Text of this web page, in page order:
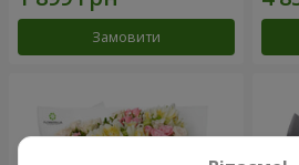
Замовити